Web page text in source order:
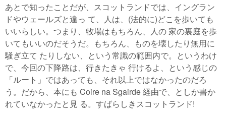
あとで知ったことだが、スコットランドでは、イングラン
ドやウェールズと違っ て、人は、(法的に)どこを歩いても
いいらしい。つまり、牧場はもちろん、人の 家の裏庭を歩
いてもいいのだそうだ。もちろん、ものを壊したり無用に
騒ぎ立て たりしない、という常識の範囲内で。というわけ
で、今回の下降路は、行きたきゃ 行けるよ、という感じの
「ルート」ではあっても、それ以上ではなかったのだろ
う。だから、本にも Coire na Sgairde 経由で、としか書か
れていなかったと見 る。すばらしきスコットランド!